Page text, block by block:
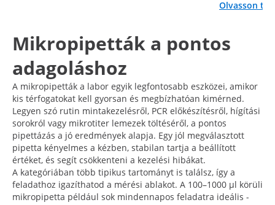
Olvasson
Mikropipetták a pontos
adagoláshoz
A mikropipetták a labor egyik legfontosabb eszközei, amikor
kis térfogatokat kell gyorsan és megbízhatóan kimérned.
Legyen szó rutin mintakezelésről, PCR előkészítésről, hígítási
sorokról vagy mikrotiter lemezek töltéséről, a pontos
pipettázás a jó eredmények alapja. Egy jól megválasztott
pipetta kényelmes a kézben, stabilan tartja a beállított
értéket, és segít csökkenteni a kezelési hibákat.
A kategóriában több tipikus tartományt is találsz, így a
feladathoz igazíthatod a mérési ablakot. A 100–1000 µl körüli
mikropipetta például sok mindennapos feladatra ideális -